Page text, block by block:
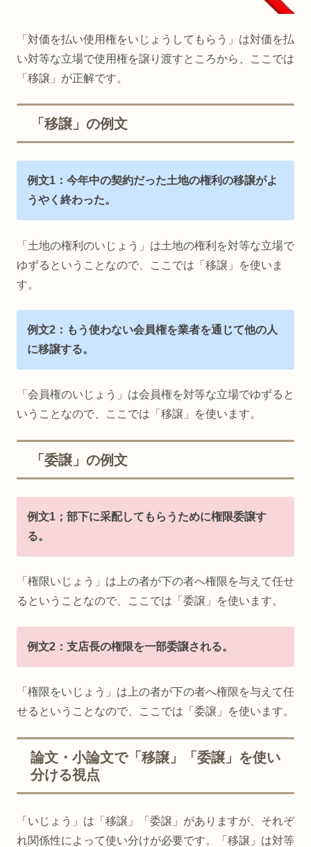
「対価を払い使用権をいじょうしてもらう」は対価を払
い対等な立場で使用権を譲り渡すところから、ここでは
「移譲」が正解です。
「移譲」の例文
例文1：今年中の契約だった土地の権利の移譲がよ
うやく終わった。
「土地の権利のいじょう」は土地の権利を対等な立場で
ゆずるということなので、ここでは「移譲」を使いま
す。
例文2：もう使わない会員権を業者を通じて他の人
に移譲する。
「会員権のいじょう」は会員権を対等な立場でゆずると
いうことなので、ここでは「移譲」を使います。
「委譲」の例文
例文1；部下に采配してもらうために権限委譲す
る。
「権限いじょう」は上の者が下の者へ権限を与えて任せ
るということなので、ここでは「委譲」を使います。
例文2：支店長の権限を一部委譲される。
「権限をいじょう」は上の者が下の者へ権限を与えて任
せるということなので、ここでは「委譲」を使います。
論文・小論文で「移譲」「委譲」を使い
分ける視点
「いじょう」は「移譲」「委譲」がありますが、それぞ
れ関係性によって使い分けが必要です。「移譲」は対等